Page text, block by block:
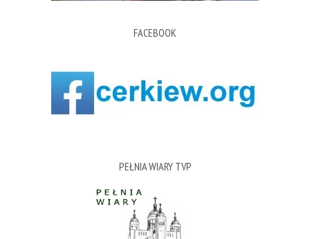
FACEBOOK
PEŁNIA WIARY TVP